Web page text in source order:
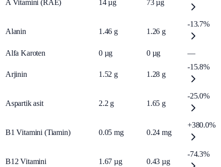
A Vitamini (RAE) 14 µg 73 µg
Alanin 1.46 g 1.26 g
-13.7%
Alfa Karoten 0 µg 0 µg —
Arjinin 1.52 g 1.28 g
-15.8%
Aspartik asit 2.2 g 1.65 g
-25.0%
B1 Vitamini (Tiamin) 0.05 mg 0.24 mg
+380.0%
B12 Vitamini 1.67 µg 0.43 µg
-74.3%